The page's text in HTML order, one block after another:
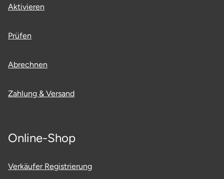
Aktivieren
Prüfen
Abrechnen
Zahlung & Versand
Online-Shop
Verkäufer Registrierung
Oy-Mittelberg